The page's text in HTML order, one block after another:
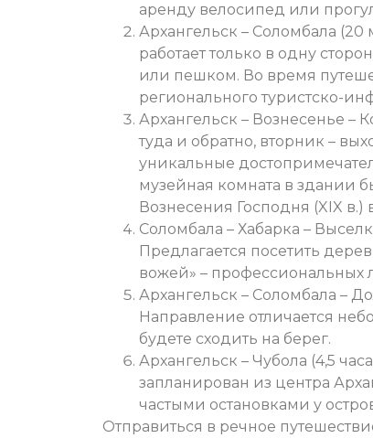
аренду велосипед или
Архангельск – Соломбала
работает только в одну
или пешком. Во время
регионального туристско-
Архангельск – Вознесенье –
туда и обратно, вторник –
уникальные
музейная комната в здании
Вознесения Господня (XIX в.)
Соломбала – Хабарка –
Предлагается посетить
вожей» – профессиональных
Архангельск – Соломбала –
Направление отличается
будете сходить на берег.
Архангельск – Чубола (4,5
запланирован из центра
частыми остановками у
Отправиться в речное